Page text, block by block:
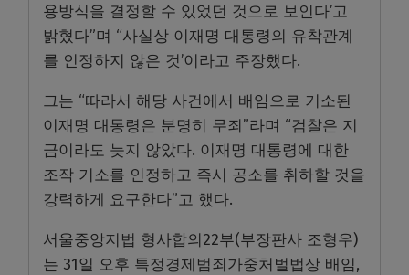
용방식을 결정할 수 있었던 것으로 보인다’고
밝혔다”며 “사실상 이재명 대통령의 유착관계
를 인정하지 않은 것’이라고 주장했다.
그는 “따라서 해당 사건에서 배임으로 기소된
이재명 대통령은 분명히 무죄”라며 “검찰은 지
금이라도 늦지 않았다. 이재명 대통령에 대한
조작 기소를 인정하고 즉시 공소를 취하할 것을
강력하게 요구한다”고 했다.
서울중앙지법 형사합의22부(부장판사 조형우)
는 31일 오후 특정경제범죄가중처벌법상 배임,